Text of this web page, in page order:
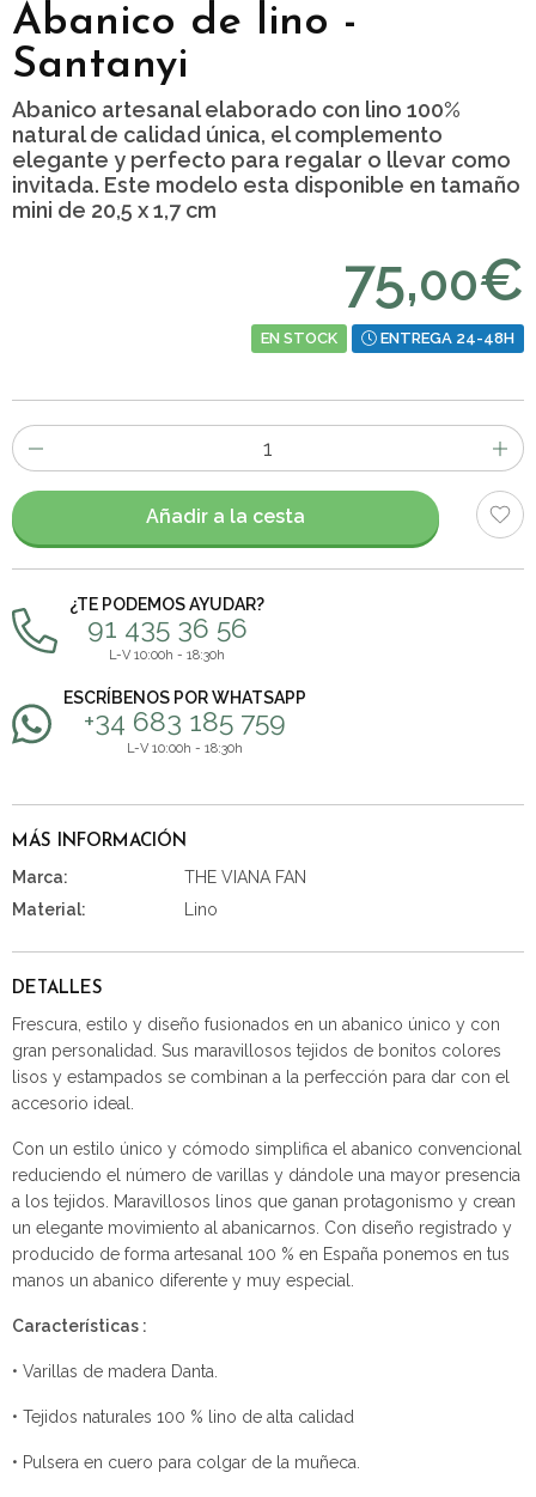
Abanico de lino -
Santanyi
Abanico artesanal elaborado con lino 100%
natural de calidad única, el complemento
elegante y perfecto para regalar o llevar como
invitada. Este modelo esta disponible en tamaño
mini de 20,5 x 1,7 cm
75,00€
EN STOCK ENTREGA 24-48H
Número
de
artículos
Añadir a la cesta
¿TE PODEMOS AYUDAR?
91 435 36 56
L-V 10:00h - 18:30h
ESCRÍBENOS POR WHATSAPP
+34 683 185 759
L-V 10:00h - 18:30h
MÁS INFORMACIÓN
Marca:
THE VIANA FAN
Material:
Lino
DETALLES
Frescura, estilo y diseño fusionados en un abanico único y con
gran personalidad. Sus maravillosos tejidos de bonitos colores
lisos y estampados se combinan a la perfección para dar con el
accesorio ideal.
Con un estilo único y cómodo simplifica el abanico convencional
reduciendo el número de varillas y dándole una mayor presencia
a los tejidos. Maravillosos linos que ganan protagonismo y crean
un elegante movimiento al abanicarnos. Con diseño registrado y
producido de forma artesanal 100 % en España ponemos en tus
manos un abanico diferente y muy especial.
Características :
• Varillas de madera Danta.
• Tejidos naturales 100 % lino de alta calidad
• Pulsera en cuero para colgar de la muñeca.